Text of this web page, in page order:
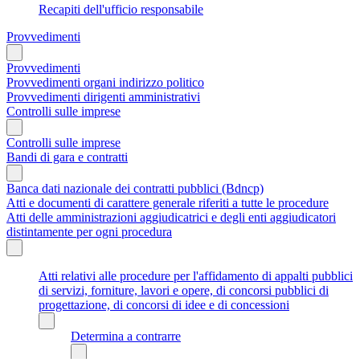
Recapiti dell'ufficio responsabile
Provvedimenti
Provvedimenti
Provvedimenti organi indirizzo politico
Provvedimenti dirigenti amministrativi
Controlli sulle imprese
Controlli sulle imprese
Bandi di gara e contratti
Banca dati nazionale dei contratti pubblici (Bdncp)
Atti e documenti di carattere generale riferiti a tutte le procedure
Atti delle amministrazioni aggiudicatrici e degli enti aggiudicatori
distintamente per ogni procedura
Atti relativi alle procedure per l'affidamento di appalti pubblici
di servizi, forniture, lavori e opere, di concorsi pubblici di
progettazione, di concorsi di idee e di concessioni
Determina a contrarre